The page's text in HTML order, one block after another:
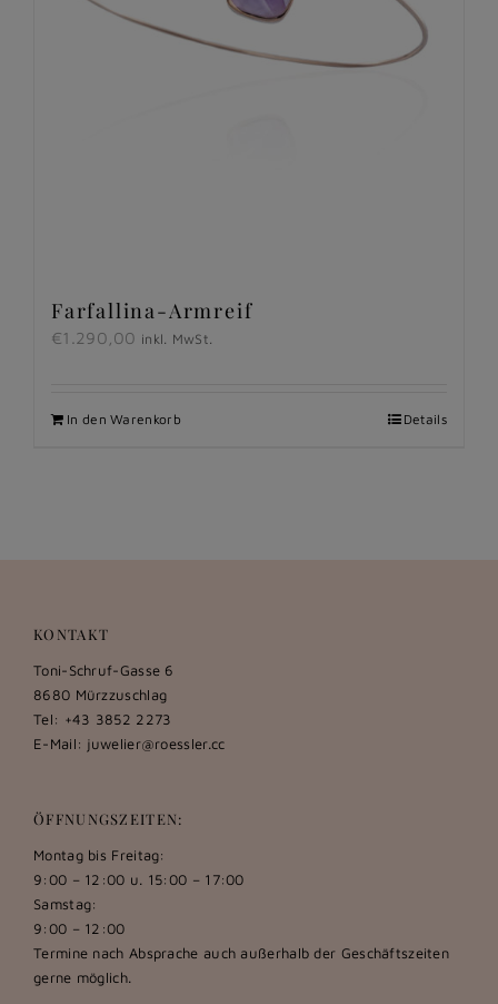
Farfallina-Armreif
€1.290,00 inkl. MwSt.
In den Warenkorb Details
KONTAKT
Toni-Schruf-Gasse 6
8680 Mürzzuschlag
Tel: +43 3852 2273
E-Mail: juwelier@roessler.cc
ÖFFNUNGSZEITEN:
Montag bis Freitag:
9:00 – 12:00 u. 15:00 – 17:00
Samstag:
9:00 – 12:00
Termine nach Absprache auch außerhalb der Geschäftszeiten
gerne möglich.